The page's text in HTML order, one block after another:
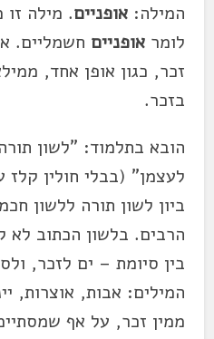
המילה:אופניים. מילה זו
לומראופניים חשמליים.
זכר, כגון אופן אחד,
בזכר.
הובא בתלמוד: "לשון
לעצמן" (בבלי חולין
ביון לשון תורה ללשון
הרבים. בלשון הכתוב לא
בין סיומת – ים לזכר,
המילים: אבות, אוצרות,
ממין זכר, על אף